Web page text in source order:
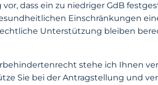
dass ein zu niedriger GdB
Einschränkungen
Unterstützung bleiben
stehe ich Ihnen
Sie bei der Antragstellung und